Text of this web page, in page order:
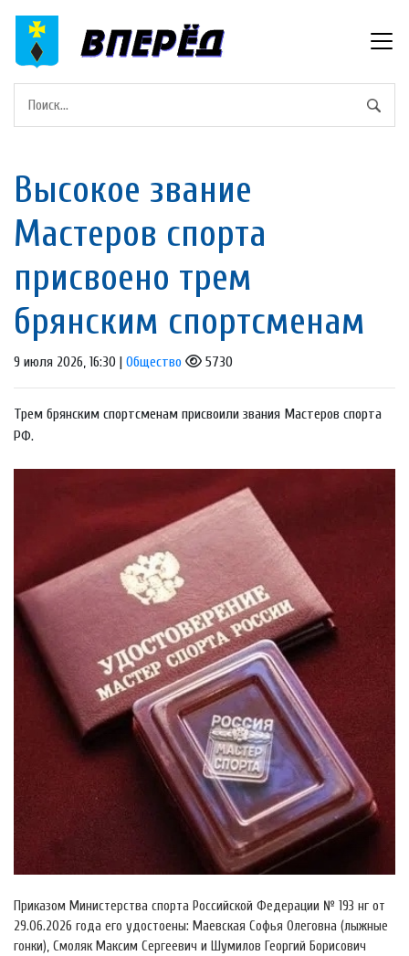
Высокое звание
Мастеров спорта
присвоено трем
брянским спортсменам
9 июля 2026, 16:30 | Общество 5730
Трем брянским спортсменам присвоили звания Мастеров спорта
РФ.
Приказом Министерства спорта Российской Федерации № 193 нг от
29.06.2026 года его удостоены: Маевская Софья Олеговна (лыжные
гонки), Смоляк Максим Сергеевич и Шумилов Георгий Борисович